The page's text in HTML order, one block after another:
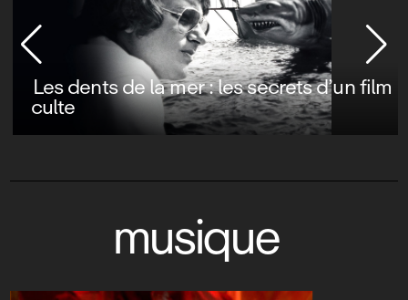
Les dents de la mer : les secrets d’un film
culte
musique